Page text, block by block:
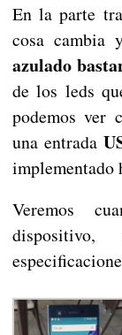
En la parte
cosa cambia
azulado
de los leds
podemos ver
una entrada
implementado
Veremos